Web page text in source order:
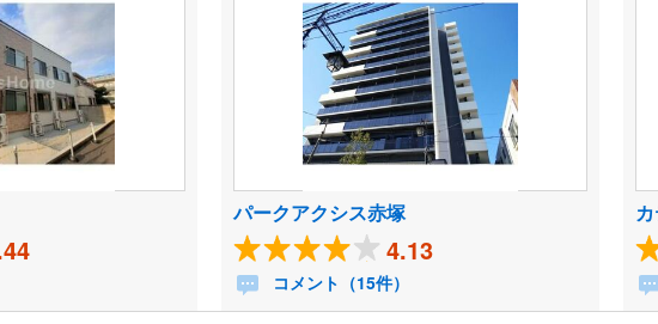
パークアクシス赤塚
4.13
コメント（15件）